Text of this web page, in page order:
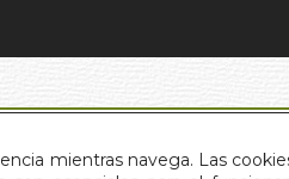
mientras navega. Las